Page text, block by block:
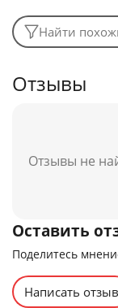
Найти
Отзывы
Отзывы не
Оставить
Поделитесь
Написать отзыв